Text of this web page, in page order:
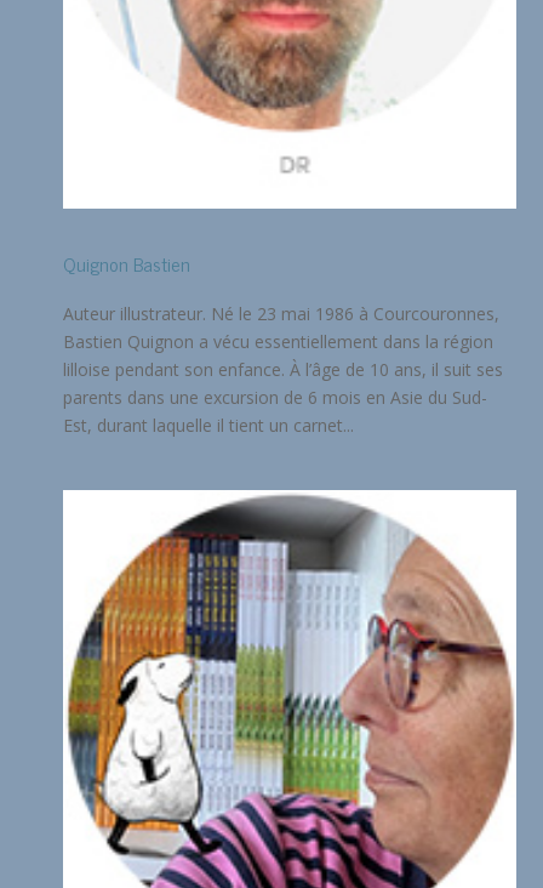
Quignon Bastien
Auteur illustrateur. Né le 23 mai 1986 à Courcouronnes,
Bastien Quignon a vécu essentiellement dans la région
lilloise pendant son enfance. À l’âge de 10 ans, il suit ses
parents dans une excursion de 6 mois en Asie du Sud-
Est, durant laquelle il tient un carnet...